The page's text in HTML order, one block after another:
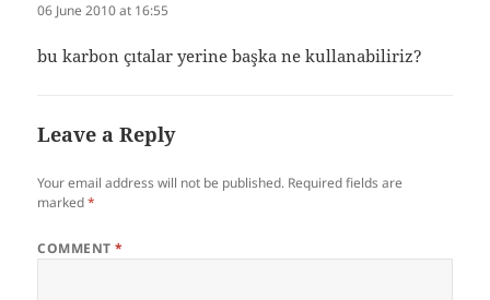
06 June 2010 at 16:55
bu karbon çıtalar yerine başka ne kullanabiliriz?
Leave a Reply
Your email address will not be published. Required fields are
marked*
COMMENT*